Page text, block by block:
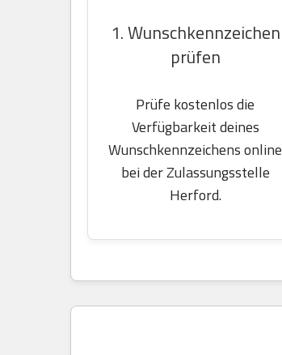
1. Wunschkennzeichen
prüfen
Prüfe kostenlos die
Verfügbarkeit deines
Wunschkennzeichens online
bei der Zulassungsstelle
Herford.